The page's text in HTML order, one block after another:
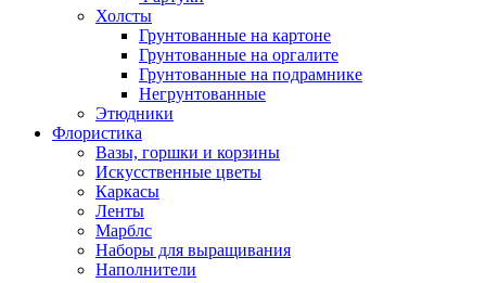
Холсты
Грунтованные на картоне
Грунтованные на оргалите
Грунтованные на подрамнике
Негрунтованные
Этюдники
Флористика
Вазы, горшки и корзины
Искусственные цветы
Каркасы
Ленты
Марблс
Наборы для выращивания
Наполнители